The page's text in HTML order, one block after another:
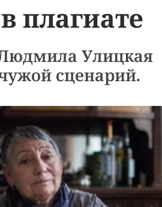
плагиате
Улицкая
сценарий.